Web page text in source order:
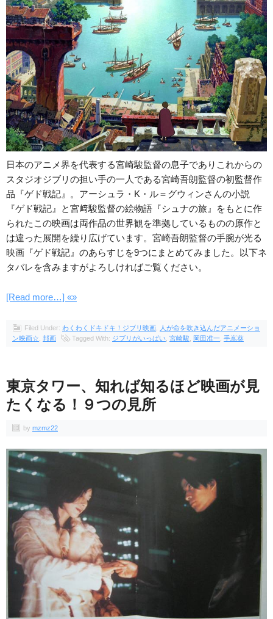
日本のアニメ界を代表する宮崎駿監督の息子でありこれからの
スタジオジブリの担い手の一人である宮崎吾朗監督の初監督作
品『ゲド戦記』。アーシュラ・K・ル＝グウィンさんの小説
『ゲド戦記』と宮﨑駿監督の絵物語『シュナの旅』をもとに作
られたこの映画は両作品の世界観を準拠しているものの原作と
は違った展開を繰り広げています。宮崎吾朗監督の手腕が光る
映画『ゲド戦記』のあらすじを9つにまとめてみました。以下ネ
タバレを含みますがよろしければご覧ください。
[Read more…] «»
Filed Under: わくわくドキドキ！ジブリ映画
人が命を吹き込んだアニメーショ
ン映画☆ 邦画 Tagged With: ジブリがいっぱい 宮崎駿 岡田准一 手嶌葵
東京タワー、知れば知るほど映画が見
たくなる！９つの見所
by mzmz22